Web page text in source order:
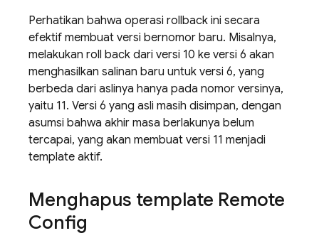
Perhatikan bahwa operasi rollback ini secara
efektif membuat versi bernomor baru. Misalnya,
melakukan roll back dari versi 10 ke versi 6 akan
menghasilkan salinan baru untuk versi 6, yang
berbeda dari aslinya hanya pada nomor versinya,
yaitu 11. Versi 6 yang asli masih disimpan, dengan
asumsi bahwa akhir masa berlakunya belum
tercapai, yang akan membuat versi 11 menjadi
template aktif.
Menghapus template Remote
Config